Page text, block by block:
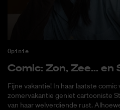
Opinie
Co­mic: Zon, Zee... en
Fijne vakantie! In haar laatste comic
zomervakantie geniet cartooniste
van haar welverdiende rust.